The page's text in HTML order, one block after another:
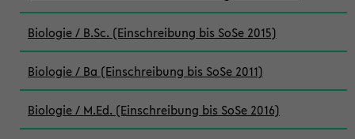
Biologie / B.Sc. (Einschreibung bis SoSe 2015)
Biologie / Ba (Einschreibung bis SoSe 2011)
Biologie / M.Ed. (Einschreibung bis SoSe 2016)